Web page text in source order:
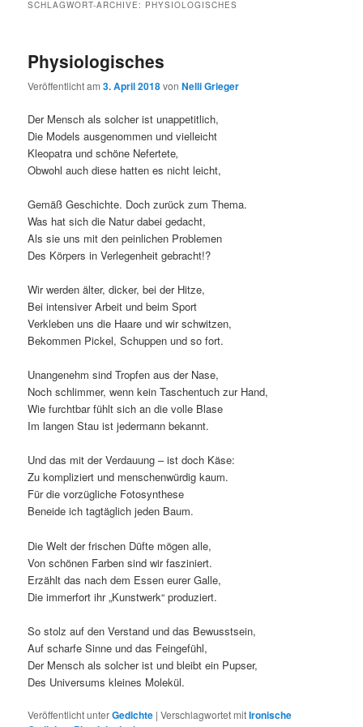
SCHLAGWORT-ARCHIVE: PHYSIOLOGISCHES
Physiologisches
Veröffentlicht am3. April 2018vonNelli Grieger
Der Mensch als solcher ist unappetitlich,
Die Models ausgenommen und vielleicht
Kleopatra und schöne Nefertete,
Obwohl auch diese hatten es nicht leicht,
Gemäß Geschichte. Doch zurück zum Thema.
Was hat sich die Natur dabei gedacht,
Als sie uns mit den peinlichen Problemen
Des Körpers in Verlegenheit gebracht!?
Wir werden älter, dicker, bei der Hitze,
Bei intensiver Arbeit und beim Sport
Verkleben uns die Haare und wir schwitzen,
Bekommen Pickel, Schuppen und so fort.
Unangenehm sind Tropfen aus der Nase,
Noch schlimmer, wenn kein Taschentuch zur Hand,
Wie furchtbar fühlt sich an die volle Blase
Im langen Stau ist jedermann bekannt.
Und das mit der Verdauung – ist doch Käse:
Zu kompliziert und menschenwürdig kaum.
Für die vorzügliche Fotosynthese
Beneide ich tagtäglich jeden Baum.
Die Welt der frischen Düfte mögen alle,
Von schönen Farben sind wir fasziniert.
Erzählt das nach dem Essen eurer Galle,
Die immerfort ihr „Kunstwerk“ produziert.
So stolz auf den Verstand und das Bewusstsein,
Auf scharfe Sinne und das Feingefühl,
Der Mensch als solcher ist und bleibt ein Pupser,
Des Universums kleines Molekül.
Veröffentlicht unterGedichte |Verschlagwortet mitIronische